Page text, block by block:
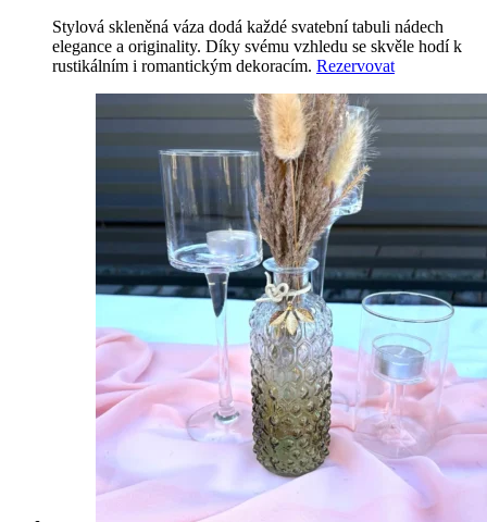
Stylová skleněná váza dodá každé svatební tabuli nádech
elegance a originality. Díky svému vzhledu se skvěle hodí k
rustikálním i romantickým dekoracím. Rezervovat